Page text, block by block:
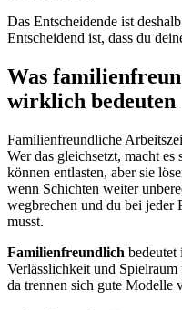
Das Entscheidende ist
Entscheidend ist, dass du
Was
wirklich bedeuten
Familienfreundliche
Wer das gleichsetzt, macht
können entlasten, aber sie
wenn Schichten weiter
wegbrechen und du bei jeder
musst.
Familienfreundlich
Verlässlichkeit und
da trennen sich gute Modelle